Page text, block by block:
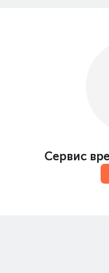
Сервис